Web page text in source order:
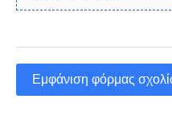
Εμφάνιση φόρμας